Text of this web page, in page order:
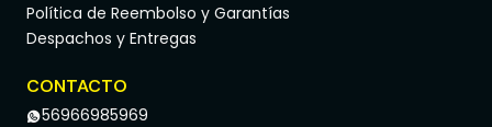
Política de Reembolso y Garantías
Despachos y Entregas
CONTACTO
56966985969